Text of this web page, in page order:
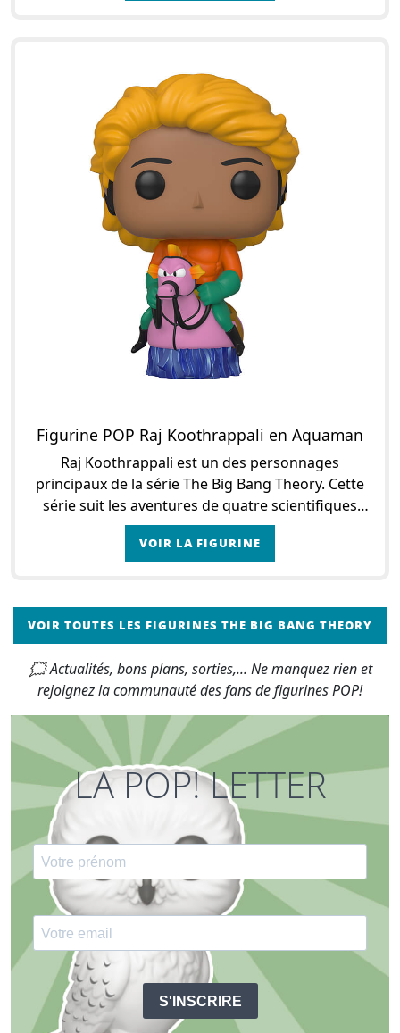
Figurine POP Raj Koothrappali en Aquaman
Raj Koothrappali est un des personnages
principaux de la série The Big Bang Theory. Cette
série suit les aventures de quatre scientifiques
geeks qui travaillent à l’université de Caltech, en
Cal
VOIR LA FIGURINE
VOIR TOUTES LES FIGURINES THE BIG BANG THEORY
🗯 Actualités, bons plans, sorties,... Ne manquez rien et
rejoignez la communauté des fans de figurines POP!
LA POP! LETTER
S'INSCRIRE